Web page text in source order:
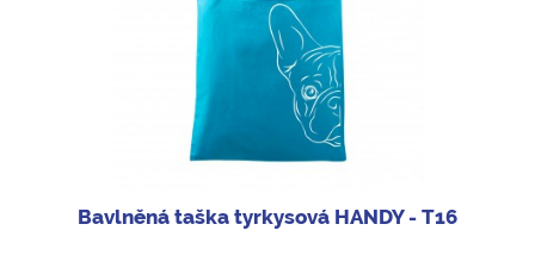
Bavlněná taška tyrkysová HANDY - T16